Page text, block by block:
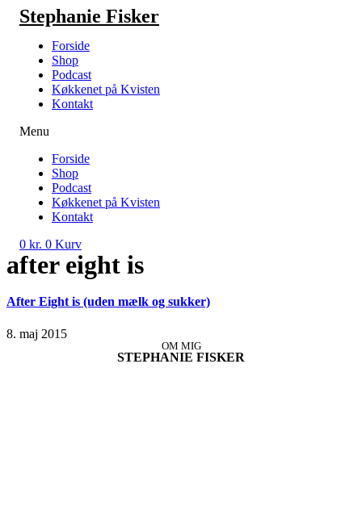
Videre
indhold
Stephanie Fisker
Forside
Shop
Podcast
Køkkenet på Kvisten
Kontakt
Menu
Forside
Shop
Podcast
Køkkenet på Kvisten
Kontakt
0 kr. 0 Kurv
after eight is
After Eight is (uden mælk og sukker)
8. maj 2015
OM MIG
STEPHANIE FISKER